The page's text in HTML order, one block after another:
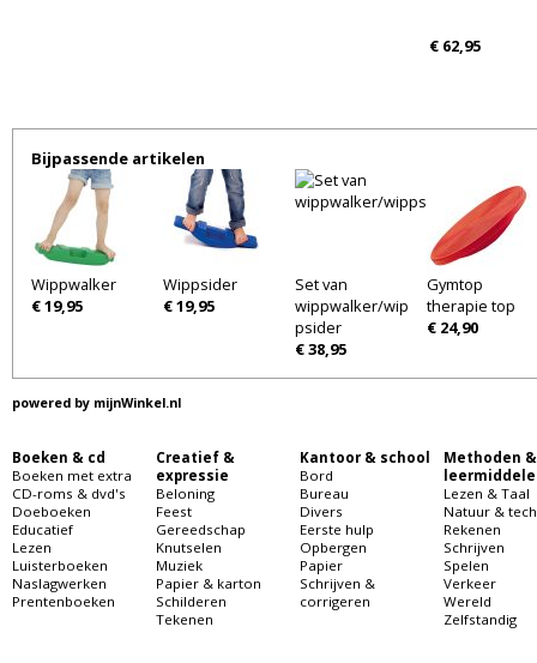
€ 62,95
Bijpassende artikelen
Wippwalker
€ 19,95
Wippsider
€ 19,95
Set van
wippwalker/wip
psider
€ 38,95
Gymtop
therapie top
€ 24,90
powered by mijnWinkel.nl
Boeken & cd
Boeken met extra
CD-roms & dvd's
Doeboeken
Educatief
Lezen
Luisterboeken
Naslagwerken
Prentenboeken
Creatief &
expressie
Beloning
Feest
Gereedschap
Knutselen
Muziek
Papier & karton
Schilderen
Tekenen
Kantoor & school
Bord
Bureau
Divers
Eerste hulp
Opbergen
Papier
Schrijven &
corrigeren
Methoden &
Lezen & Taal
Natuur &
Rekenen
Schrijven
Spelen
Verkeer
Wereld
Zelfstandig